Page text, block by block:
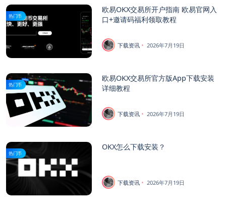
热门币
欧易OKX交易所开户指南 欧易官网入
口+邀请码福利领取教程
下载资讯 2026年7月19日
热门币
欧易OKX交易所官方版App下载安装
详细教程
下载资讯 2026年7月19日
热门币
OKX怎么下载安装？
下载资讯 2026年7月19日